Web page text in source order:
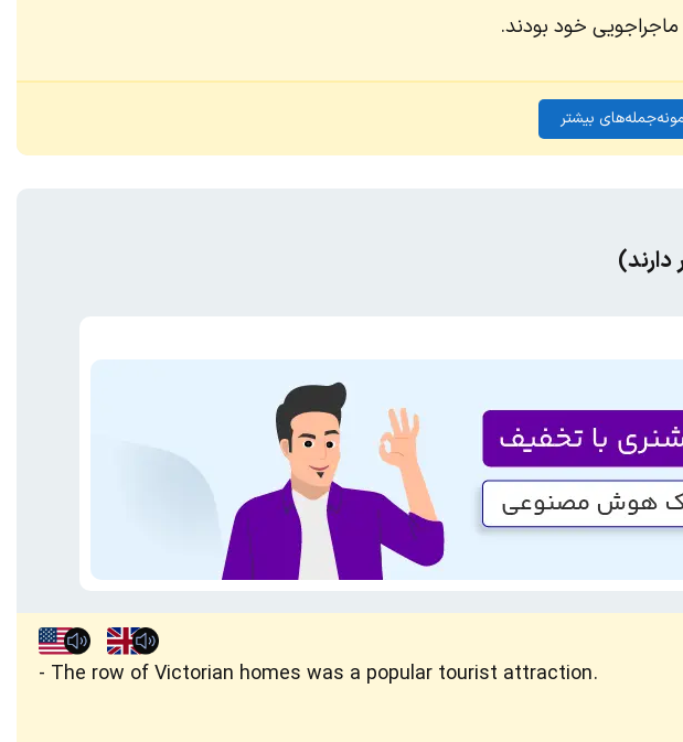
خود بودند.
بیشتر
The row of Victorian homes was a popular tourist attraction.